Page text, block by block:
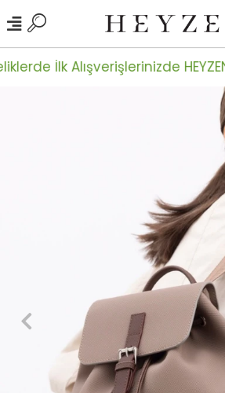
İlk Alışverişlerinizde